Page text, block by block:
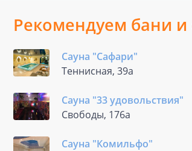
Рекомендуем бани и
Сауна "Сафари"
Теннисная, 39а
Сауна "33 удовольствия"
Свободы, 176а
Сауна "Комильфо"